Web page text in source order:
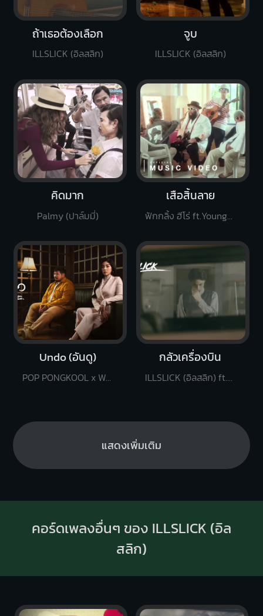
ถ้าเธอต้องเลือก
ILLSLICK (อิลสลิก)
จูบ
ILLSLICK (อิลสลิก)
คิดมาก
Palmy (ปาล์มมี่)
เสือสิ้นลาย
ฟักกลิ้ง ฮีโร่ ft.YoungOhm, P-Hot, FYMM
Undo (อันดู)
POP PONGKOOL x WONDERFRAME
กลัวเครื่องบิน
ILLSLICK (อิลสลิก) ft.PALMY
แสดงเพิ่มเติม
คอร์ดเพลงอื่นๆ ของ ILLSLICK (อิล
สลิก)